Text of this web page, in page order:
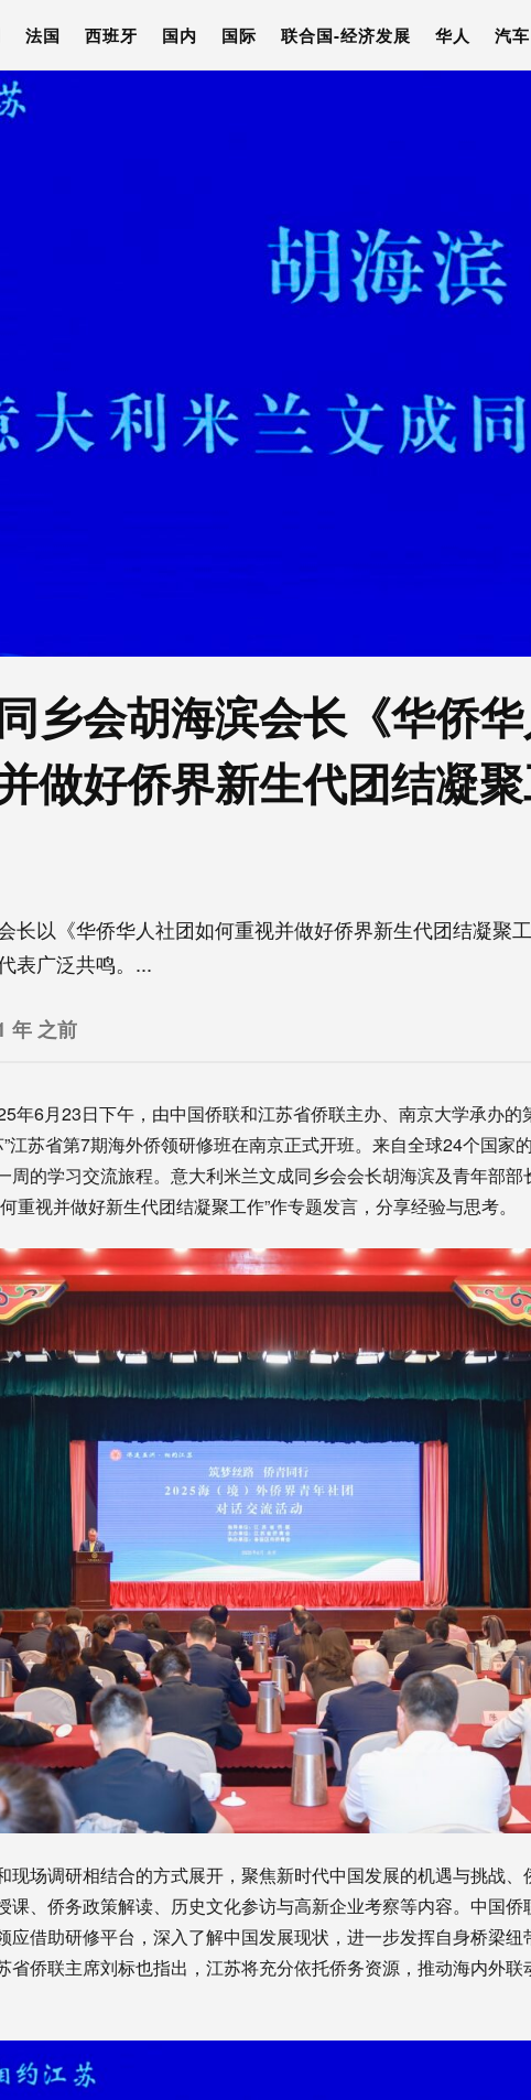
法国 西班牙 国内 国际 联合国-经济发展 华人 汽车
乡会胡海滨会长《华侨
做好侨界新生代团结凝
长以《华侨华人社团如何重视并做好侨界新生代团结凝聚
表广泛共鸣。...
年 之前
年6月23日下午，由中国侨联和江苏省侨联主办、南京大学承办的
”江苏省第7期海外侨领研修班在南京正式开班。来自全球24个国家
周的学习交流旅程。意大利米兰文成同乡会会长胡海滨及青年部部
重视并做好新生代团结凝聚工作”作专题发言，分享经验与思考。
现场调研相结合的方式展开，聚焦新时代中国发展的机遇与挑战、
课、侨务政策解读、历史文化参访与高新企业考察等内容。中国侨
应借助研修平台，深入了解中国发展现状，进一步发挥自身桥梁纽
省侨联主席刘标也指出，江苏将充分依托侨务资源，推动海内外联